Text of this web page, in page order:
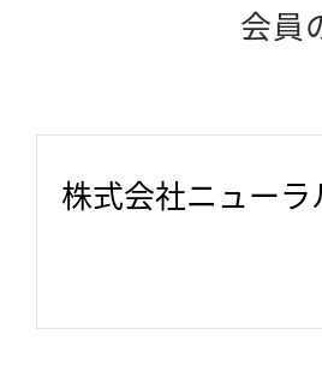
会員
株式会社ニュー